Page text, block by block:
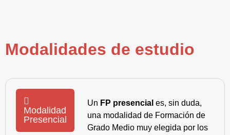
Modalidades de estudio
Modalidad
Presencial
Un FP presencial es, sin duda,
una modalidad de Formación de
Grado Medio muy elegida por los